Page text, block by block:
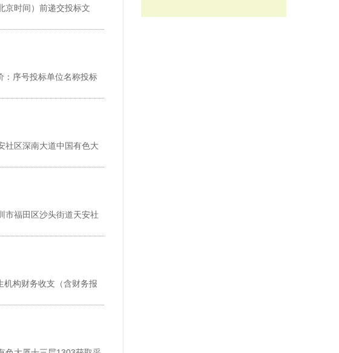
京时间）前递交投标文
：序号投标单位名称投标
社区深南大道中国有色大
市福田区沙头街道天安社
构财务收支（含财务报